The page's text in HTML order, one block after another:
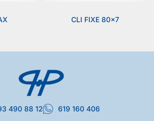
CLI FIXE 80×7
490 88 12 619 160 406